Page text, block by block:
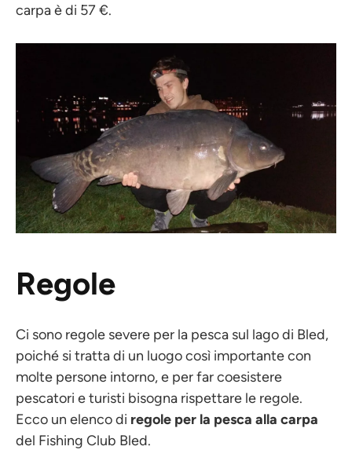
carpa è di 57 €.
Regole
Ci sono regole severe per la pesca sul lago di Bled,
poiché si tratta di un luogo così importante con
molte persone intorno, e per far coesistere
pescatori e turisti bisogna rispettare le regole.
Ecco un elenco di regole per la pesca alla carpa
del Fishing Club Bled.